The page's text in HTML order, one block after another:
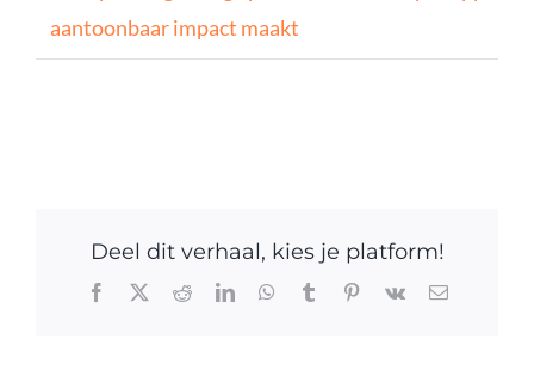
aantoonbaar impact maakt
Deel dit verhaal, kies je platform!
Facebook
X RedditLinkedInWhatsApp
TumblrPinterest
Vk
E-